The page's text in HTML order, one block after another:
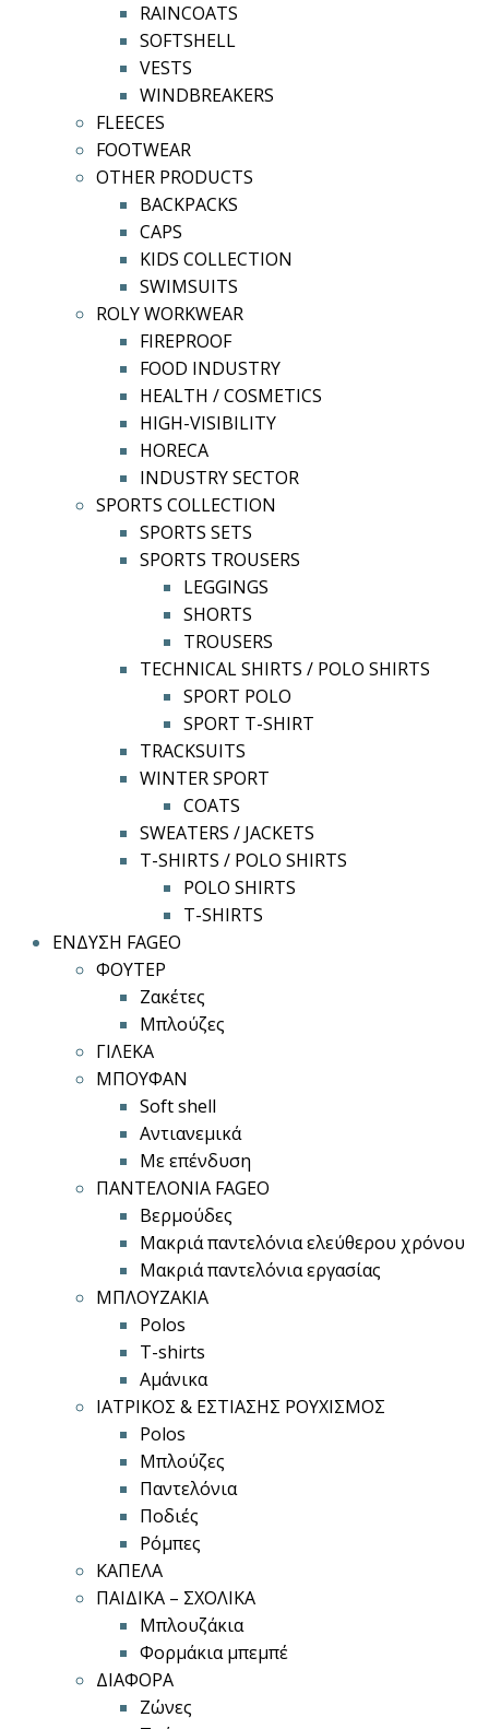
RAINCOATS
SOFTSHELL
VESTS
WINDBREAKERS
FLEECES
FOOTWEAR
OTHER PRODUCTS
BACKPACKS
CAPS
KIDS COLLECTION
SWIMSUITS
ROLY WORKWEAR
FIREPROOF
FOOD INDUSTRY
HEALTH / COSMETICS
HIGH-VISIBILITY
HORECA
INDUSTRY SECTOR
SPORTS COLLECTION
SPORTS SETS
SPORTS TROUSERS
LEGGINGS
SHORTS
TROUSERS
TECHNICAL SHIRTS / POLO SHIRTS
SPORT POLO
SPORT T-SHIRT
TRACKSUITS
WINTER SPORT
COATS
SWEATERS / JACKETS
T-SHIRTS / POLO SHIRTS
POLO SHIRTS
T-SHIRTS
ΕΝΔΥΣΗ FAGEO
ΦΟΥΤΕΡ
Ζακέτες
Μπλούζες
ΓΙΛΕΚΑ
ΜΠΟΥΦΑΝ
Soft shell
Αντιανεμικά
Με επένδυση
ΠΑΝΤΕΛΟΝΙΑ FAGEO
Βερμούδες
Μακριά παντελόνια ελεύθερου χρόνου
Μακριά παντελόνια εργασίας
ΜΠΛΟΥΖΑΚΙΑ
Polos
T-shirts
Αμάνικα
ΙΑΤΡΙΚΟΣ & ΕΣΤΙΑΣΗΣ ΡΟΥΧΙΣΜΟΣ
Polos
Μπλούζες
Παντελόνια
Ποδιές
Ρόμπες
ΚΑΠΕΛΑ
ΠΑΙΔΙΚΑ – ΣΧΟΛΙΚΑ
Μπλουζάκια
Φορμάκια μπεμπέ
ΔΙΑΦΟΡΑ
Ζώνες